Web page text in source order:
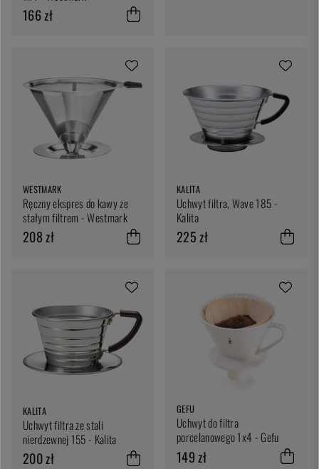
166 zł
WESTMARK
Ręczny ekspres do kawy ze
stałym filtrem - Westmark
208 zł
KALITA
Uchwyt filtra, Wave 185 -
Kalita
225 zł
KALITA
Uchwyt filtra ze stali
nierdzewnej 155 - Kalita
200 zł
GEFU
Uchwyt do filtra
porcelanowego 1x4 - Gefu
149 zł